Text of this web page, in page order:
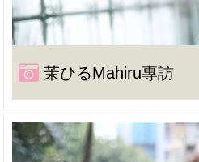
茉ひるMahiru專訪